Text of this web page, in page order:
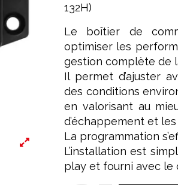
132H)
Le boîtier de
optimiser les
gestion complète de
Il permet d’ajuster
des conditions
en valorisant au
d’échappement et les
La programmation
L’installation est
play et fourni avec le